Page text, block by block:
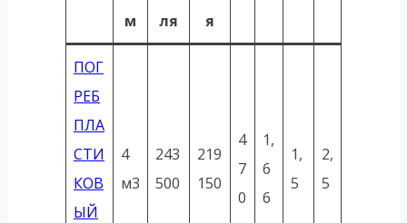
м
ля
я
ПОГ
РЕБ
ПЛА
СТИ
КОВ
ЫЙ
4
м3
243
500
219
150
4
7
0
1,
6
6
1,
5
2,
5